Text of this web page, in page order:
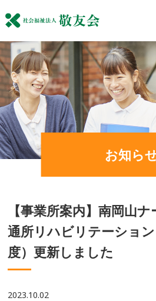
お知ら
【事業所案内】南岡山
通所リハビリテーショ
度）更新しました
2023.10.02